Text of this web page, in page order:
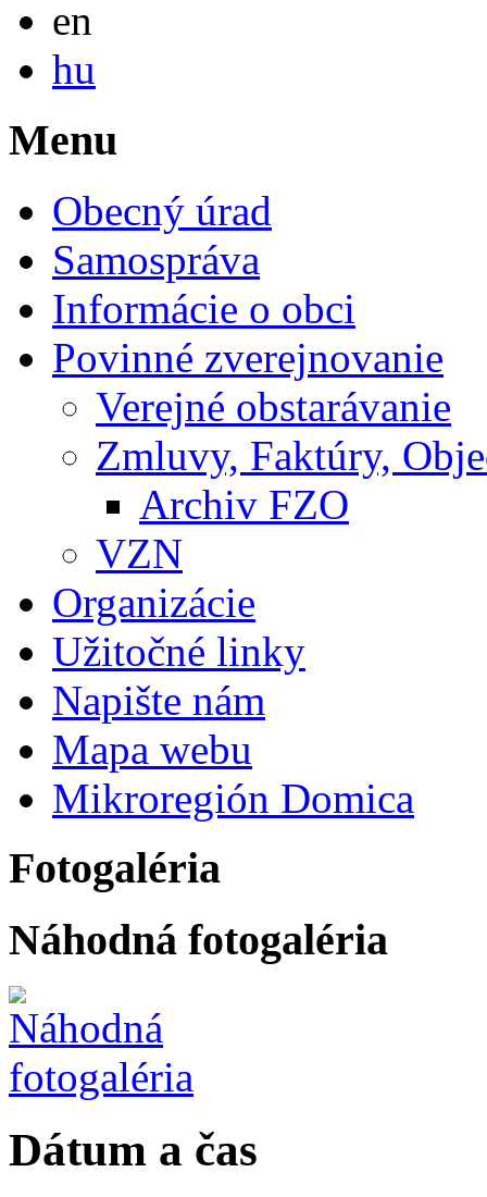
en
hu
Menu
Obecný úrad
Samospráva
Informácie o obci
Povinné zverejnovanie
Verejné obstarávanie
Zmluvy, Faktúry,
Archiv FZO
VZN
Organizácie
Užitočné linky
Napište nám
Mapa webu
Mikroregión Domica
Fotogaléria
Náhodná fotogaléria
Dátum a čas